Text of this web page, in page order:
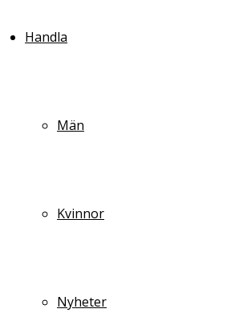
Handla
Män
Kvinnor
Nyheter